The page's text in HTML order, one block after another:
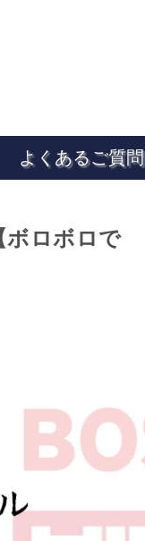
よくあるご質問
ボロボロで